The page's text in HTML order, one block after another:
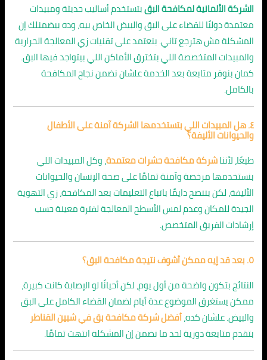
الشركة الألمانية لمكافحة البقبتستخدم أساليب حديثة ومبيدات
معتمدة دوليًا للقضاء على البق والبيض الخاص بيه، وده بيضمنلك إن
المشكلة مش هترجع تاني. بنعتمد على تقنيات زي المعالجة الحرارية
والمبيدات المتخصصة اللي بتخترق الأماكن اللي بيتواجد فيها البق.
كمان بنوفر متابعة بعد الخدمة علشان نضمن نجاح المكافحة
بالكامل.
٤. هل المبيدات اللي بتستخدمها الشركة آمنة على الأطفال
والحيوانات الأليفة؟
طبعًا، لأنناشركة مكافحة حشرات معتمدة، وكل المبيدات اللي
بنستخدمها مرخصة وآمنة تمامًا على صحة الإنسان والحيوانات
الأليفة، لكن بننصح دايمًا باتباع التعليمات بعد المكافحة، زي التهوية
الجيدة للمكان وعدم لمس الأسطح المعالجة لفترة معينة حسب
إرشادات الفريق المتخصص.
٥. بعد قد إيه ممكن أشوف نتيجة مكافحة البق؟
النتائج بتكون واضحة من أول يوم، لكن أحيانًا لو الإصابة كانت كبيرة،
ممكن يستغرق الموضوع عدة أيام لضمان القضاء الكامل على البق
والبيض. علشان كده،أفضل شركة مكافحة بق في شبين القناطر
بتقدم متابعة دورية لحد ما نضمن إن المشكلة انتهت تمامًا.